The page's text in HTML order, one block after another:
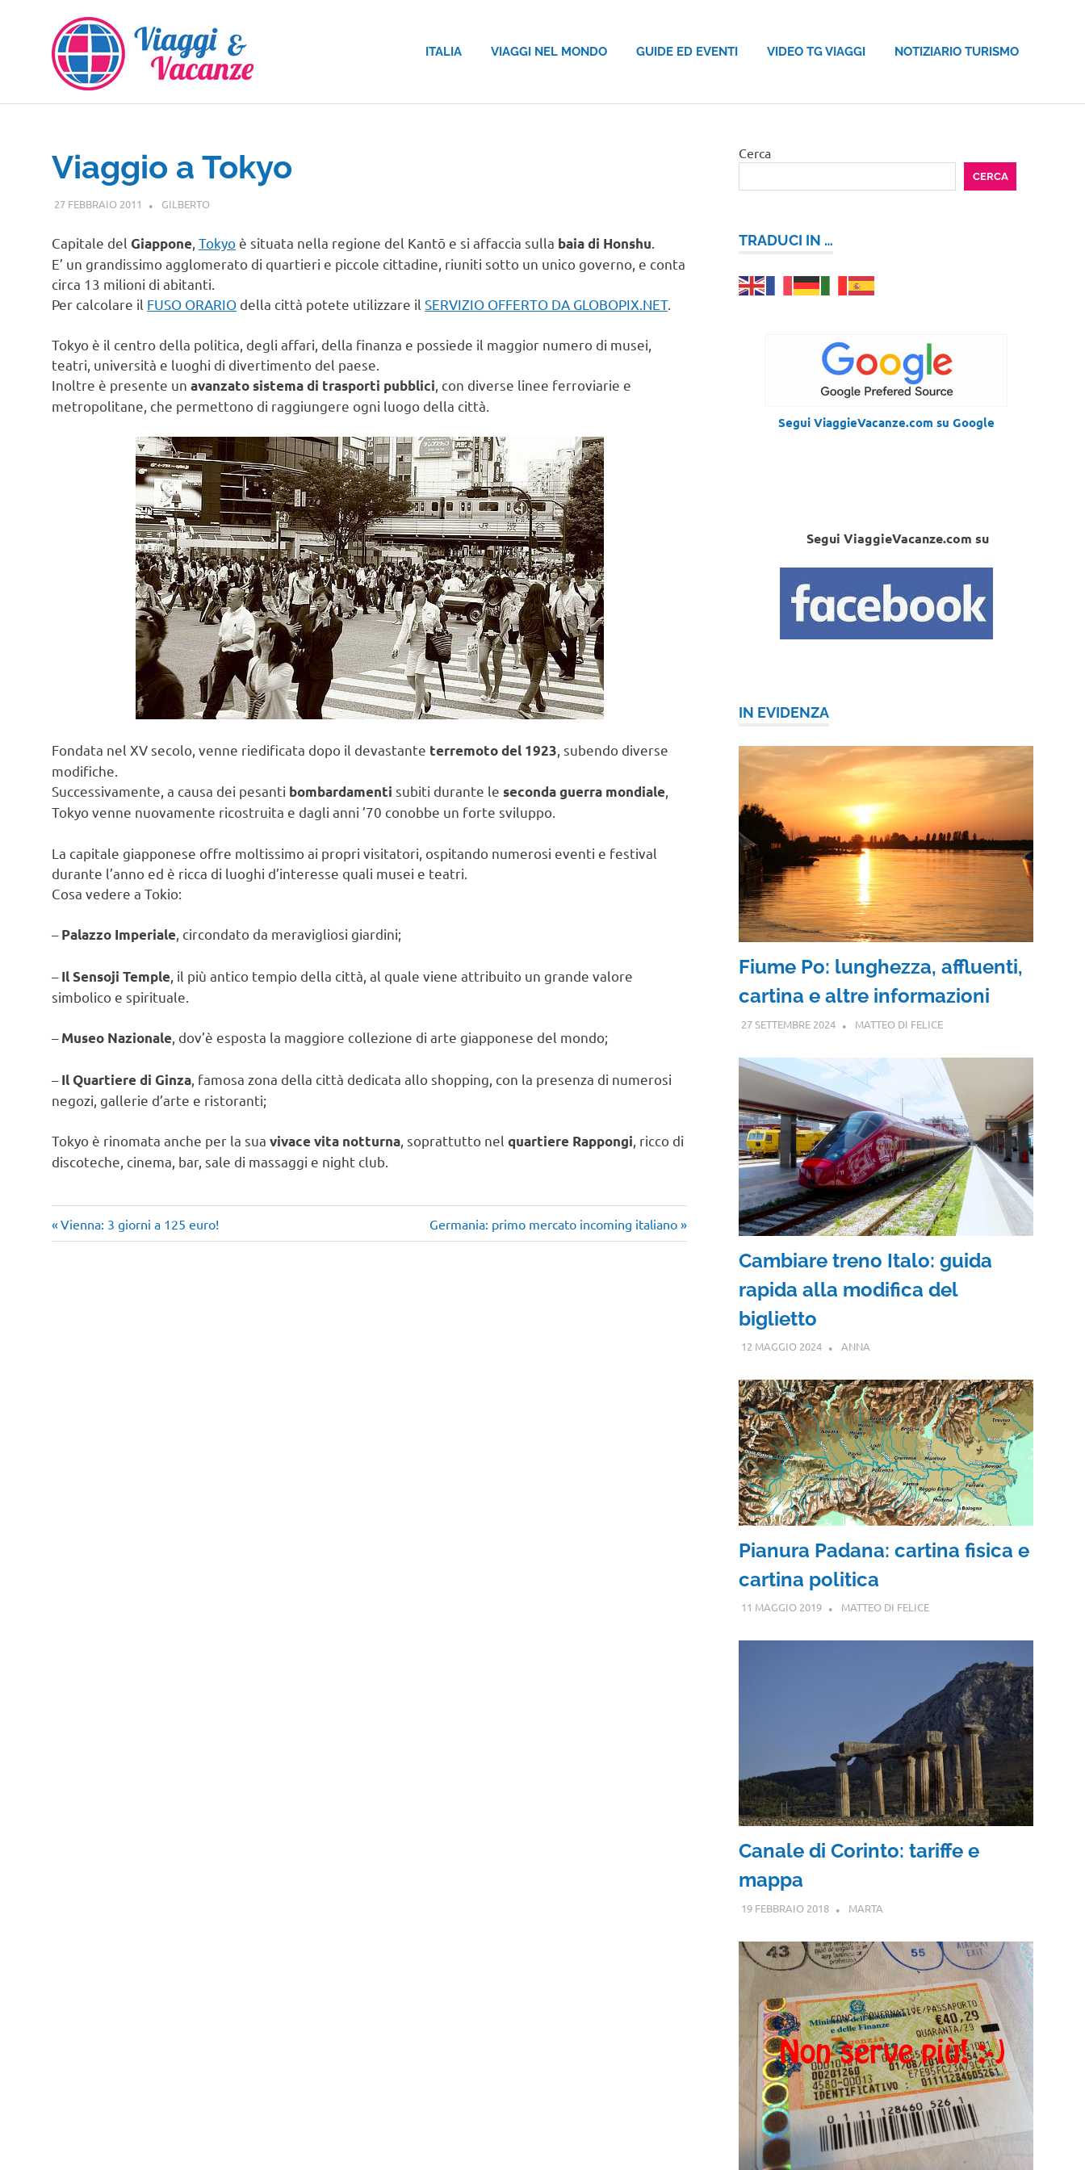
contenuto
ITALIA VIAGGI NEL MONDO GUIDE ED EVENTI VIDEO TG VIAGGI NOTIZIARIO TURISMO
Viaggio a Tokyo
27 FEBBRAIO 2011 GILBERTOASIA
Capitale del Giappone Tokyo è situata nella regione del Kantō e si affaccia sulla baia di Honshu
E’ un grandissimo agglomerato di quartieri e piccole cittadine, riuniti sotto un unico governo, e conta
circa 13 milioni di abitanti.
Per calcolare il FUSO ORARIO della città potete utilizzare il SERVIZIO OFFERTO DA GLOBOPIX.NET.
Tokyo è il centro della politica, degli affari, della finanza e possiede il maggior numero di musei,
teatri, università e luoghi di divertimento del paese.
Inoltre è presente un avanzato sistema di trasporti pubblici, con diverse linee ferroviarie e
metropolitane, che permettono di raggiungere ogni luogo della città.
Fondata nel XV secolo, venne riedificata dopo il devastante terremoto del 1923, subendo diverse
modifiche.
Successivamente, a causa dei pesanti bombardamenti subiti durante le seconda guerra mondiale,
Tokyo venne nuovamente ricostruita e dagli anni ’70 conobbe un forte sviluppo.
La capitale giapponese offre moltissimo ai propri visitatori, ospitando numerosi eventi e festival
durante l’anno ed è ricca di luoghi d’interesse quali musei e teatri.
Cosa vedere a Tokio:
–Palazzo Imperiale, circondato da meravigliosi giardini;
–Il Sensoji Temple , il più antico tempio della città, al quale viene attribuito un grande valore
simbolico e spirituale.
–Museo Nazionale, dov’è esposta la maggiore collezione di arte giapponese del mondo;
–Il Quartiere di Ginza , famosa zona della città dedicata allo shopping, con la presenza di numerosi
negozi, gallerie d’arte e ristoranti;
Tokyo è rinomata anche per la sua vivace vita notturna, soprattutto nel quartiere Rappongi, ricco di
discoteche, cinema, bar, sale di massaggi e night club.
nel
Navigazione
Articolo
precedente:
Vienna: 3 giorni a 125 euro!
Articolo
successivo:
Germania: primo mercato incoming italiano
Cerca
CERCA
TRADUCI IN …
Segui ViaggieVacanze.com su Google
Segui ViaggieVacanze.com su
IN EVIDENZA
Fiume Po: lunghezza, affluenti,
cartina e altre informazioni
27 SETTEMBRE 2024 MATTEO DI FELICE
Cambiare treno Italo: guida
rapida alla modifica del
biglietto
12 MAGGIO 2024 ANNA
Pianura Padana: cartina fisica e
cartina politica
11 MAGGIO 2019 MATTEO DI FELICE
Canale di Corinto: tariffe e
mappa
19 FEBBRAIO 2018 MARTA